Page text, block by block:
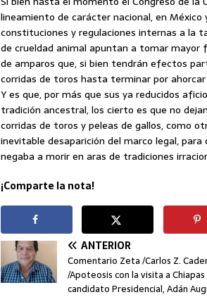
lineamiento de carácter nacional, en
constituciones y regulaciones internas a la
de crueldad animal apuntan a tomar mayor
de amparos que, si bien tendrán efectos
corridas de toros hasta terminar por
Y es que, por más que sus ya reducidos
tradición ancestral, los cierto es que no
corridas de toros y peleas de gallos, como
inevitable desaparición del marco legal,
negaba a morir en aras de tradiciones
¡Comparte la nota!
ANTERIOR
Comentario Zeta /Carlos Z.
/Apoteosis con la visita a
candidato Presidencial, Adán